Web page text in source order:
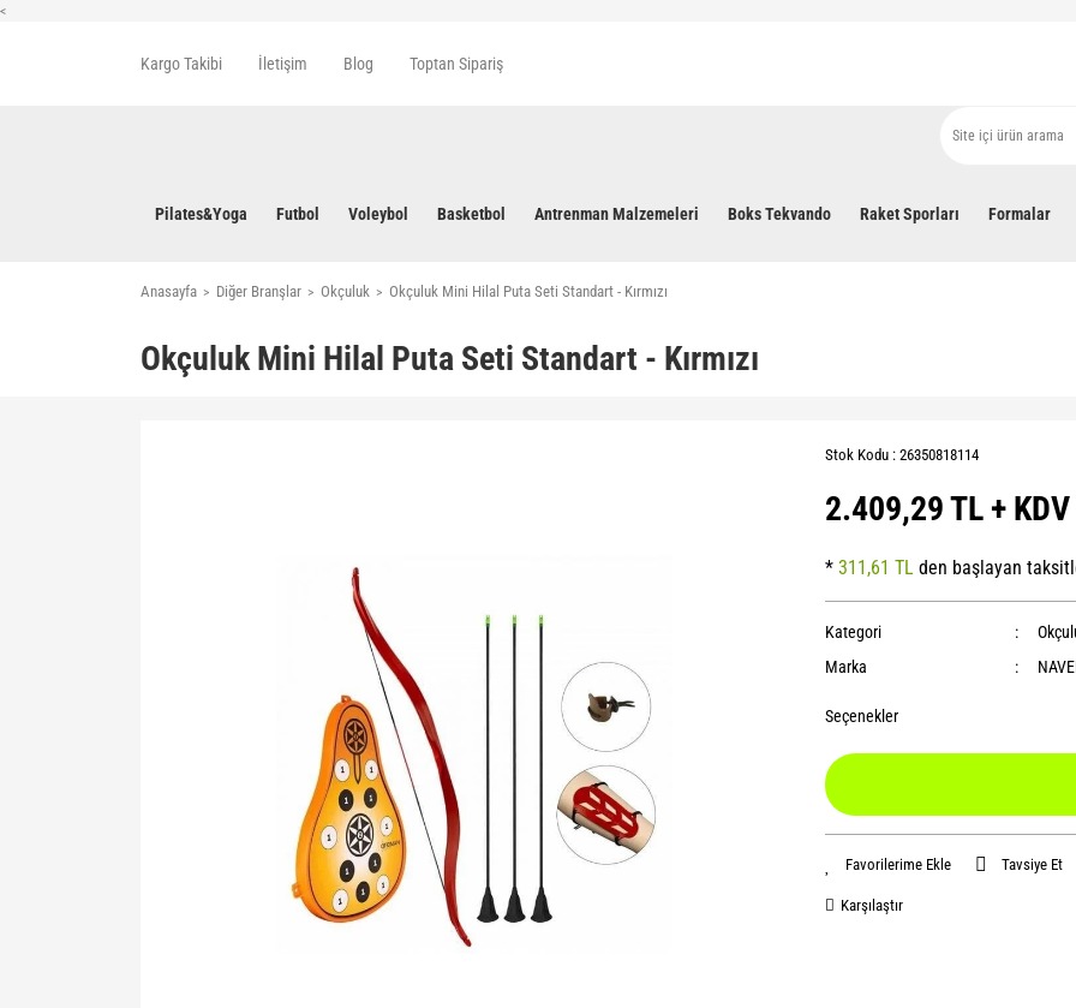
<
Kargo Takibi İletişim Blog Toptan Sipariş
Pilates&Yoga Futbol Voleybol Basketbol Antrenman Malzemeleri Boks Tekvando Raket Sporları Formalar
Anasayfa Diğer Branşlar Okçuluk Okçuluk Mini Hilal Puta Seti Standart - Kırmızı
Okçuluk Mini Hilal Puta Seti Standart - Kırmızı
Stok Kodu : 26350818114
2.409,29 TL + KDV
* 311,61 TL den başlayan
Kategori
Marka
Seçenekler
Tavsiye Et
Karşılaştır